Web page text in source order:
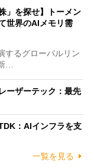
」を探せ】トーメン
世界のAIメモリ需
するグローバルリン
…
ーザーテック：最先
：AIインフラを支
一覧を見る